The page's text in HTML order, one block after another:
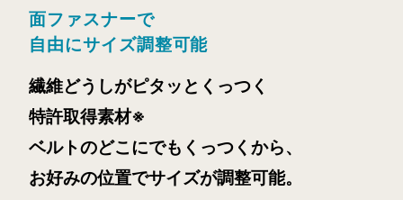
面ファスナーで
自由にサイズ調整可能
繊維どうしがピタッとくっつく
特許取得素材※
ベルトのどこにでもくっつくから、
お好みの位置でサイズが調整可能。